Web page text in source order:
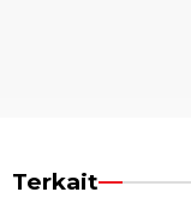
Terkait